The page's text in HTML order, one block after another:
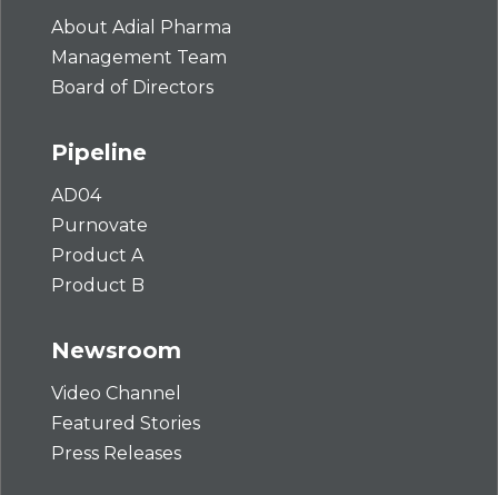
About Adial Pharma
Management Team
Board of Directors
Pipeline
AD04
Purnovate
Product A
Product B
Newsroom
Video Channel
Featured Stories
Press Releases